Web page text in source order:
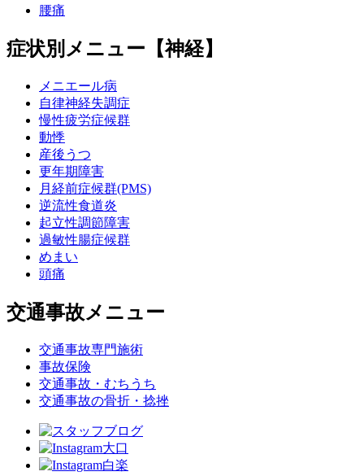
腰痛
症状別メニュー【神経】
メニエール病
自律神経失調症
慢性疲労症候群
動悸
産後うつ
更年期障害
月経前症候群(PMS)
逆流性食道炎
起立性調節障害
過敏性腸症候群
めまい
頭痛
交通事故メニュー
交通事故専門施術
事故保険
交通事故・むちうち
交通事故の骨折・捻挫